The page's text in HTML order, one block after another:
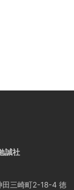
誠社
田三崎町2-18-4 徳